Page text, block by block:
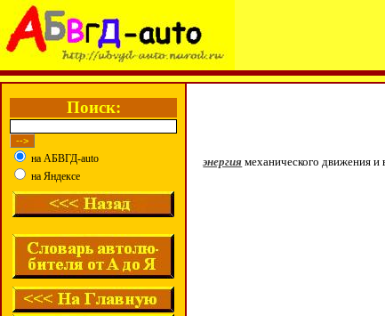
Поиск:
на АБВГД-auto
на Яндексе
энергия механического движения и